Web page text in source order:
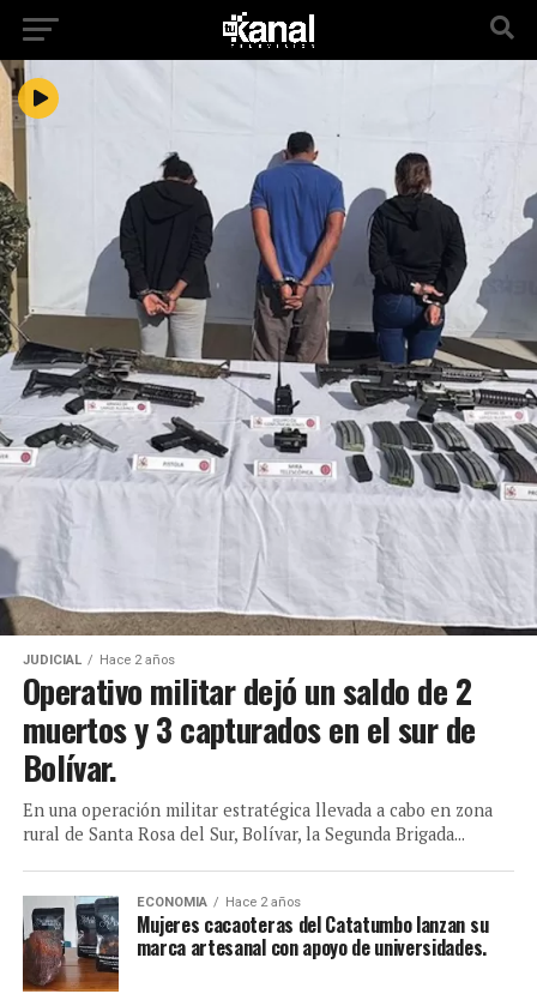
JUDICIAL Hace 2 años
Operativo militar dejó un saldo de 2
muertos y 3 capturados en el sur de
Bolívar.
En una operación militar estratégica llevada a cabo en zona
rural de Santa Rosa del Sur, Bolívar, la Segunda Brigada...
ECONOMIA Hace 2 años
Mujeres cacaoteras del Catatumbo lanzan su
marca artesanal con apoyo de universidades.